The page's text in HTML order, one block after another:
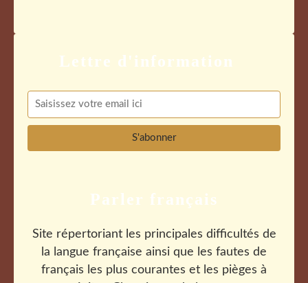
Parler français
Site répertoriant les principales difficultés de
la langue française ainsi que les fautes de
français les plus courantes et les pièges à